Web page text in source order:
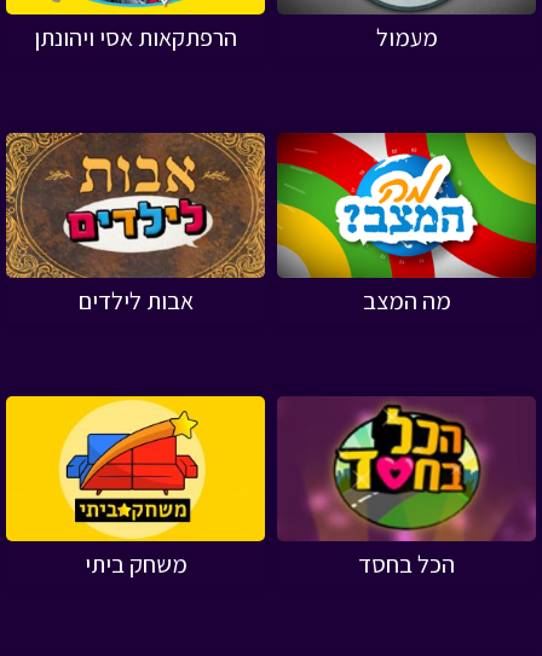
מעמול הרפתקאות אסי ויהונתן
מה המצב אבות לילדים
הכל בחסד משחק ביתי